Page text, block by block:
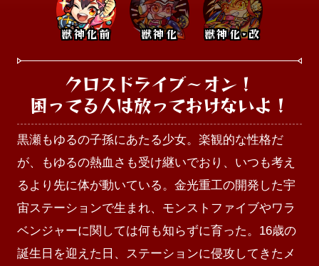
獣神化前 獣神化 獣神化･改
クロスドライブ～オン！
困ってる人は放っておけないよ！
黒瀬もゆるの子孫にあたる少女。楽観的な性格だ
が、もゆるの熱血さも受け継いでおり、いつも考え
るより先に体が動いている。金光重工の開発した宇
宙ステーションで生まれ、モンストファイブやワラ
ベンジャーに関しては何も知らずに育った。16歳の
誕生日を迎えた日、ステーションに侵攻してきたメ